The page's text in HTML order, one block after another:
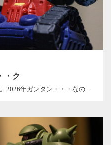
・ク
2026年ガンタン・・・なの...